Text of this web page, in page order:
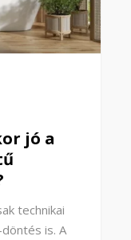
jó a
technikai
is. A